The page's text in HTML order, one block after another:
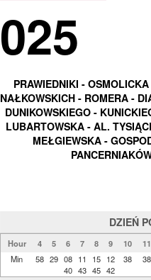
025
PRAWIEDNIKI -
NAŁKOWSKICH - ROMERA -
DUNIKOWSKIEGO -
LUBARTOWSKA - AL.
MEŁGIEWSKA -
DZIEŃ
Hour 4 5 6 7 8 9 10
11
Min
58 29 08
40
11
43
15
45
12
42
38 38